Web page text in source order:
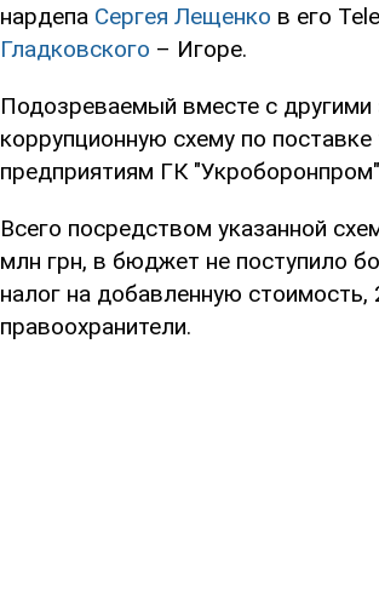
нардепа Сергея Лещенко в его
Гладковского – Игоре.
Подозреваемый вместе с
коррупционную схему по
предприятиям ГК
Всего посредством указанной
млн грн, в бюджет не поступило
налог на добавленную
правоохранители.